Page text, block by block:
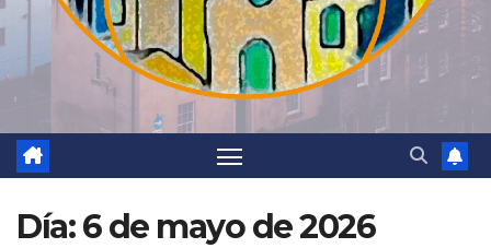
Día:6 de mayo de 2026